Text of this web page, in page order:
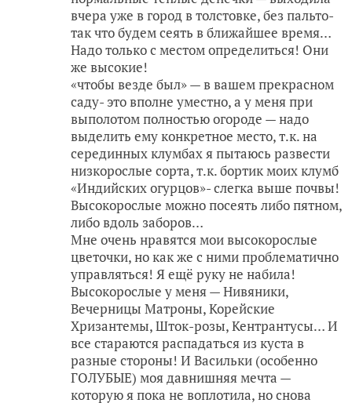
вчера уже в город в толстовке, без пальто-
так что будем сеять в ближайшее время…
Надо только с местом определиться! Они
же высокие!
«чтобы везде был» — в вашем прекрасном
саду- это вполне уместно, а у меня при
выполотом полностью огороде — надо
выделить ему конкретное место, т.к. на
серединных клумбах я пытаюсь развести
низкорослые сорта, т.к. бортик моих клумб
«Индийских огурцов»- слегка выше почвы!
Высокорослые можно посеять либо пятном,
либо вдоль заборов…
Мне очень нравятся мои высокорослые
цветочки, но как же с ними проблематично
управляться! Я ещё руку не набила!
Высокорослые у меня — Нивяники,
Вечерницы Матроны, Корейские
Хризантемы, Шток-розы, Кентрантусы… И
все стараются распадаться из куста в
разные стороны! И Васильки (особенно
ГОЛУБЫЕ) моя давнишняя мечта —
которую я пока не воплотила, но снова